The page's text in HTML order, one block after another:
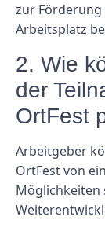
zur Förderung
Arbeitsplatz
2. Wie
der
OrtFest
Arbeitgeber
OrtFest von
Möglichkeiten